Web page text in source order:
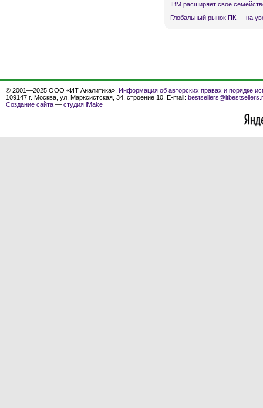
IBM расширяет свое
Глобальный рынок ПК — на
© 2001—2025 ООО «ИТ Аналитика». Информация об авторских правах и порядке
109147 г. Москва, ул. Марксистская, 34, строение 10. E-mail:
Создание сайта — студия iMake